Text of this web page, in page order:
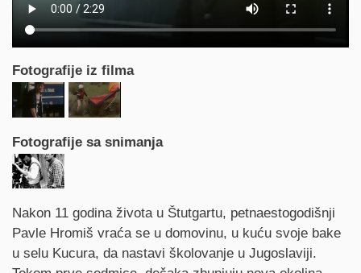
Fotografije iz filma
Fotografije sa snimanja
Synopsis
Nakon 11 godina života u Štutgartu, petnaestogodišnji
Pavle Hromiš vraća se u domovinu, u kuću svoje bake
u selu Kucura, da nastavi školovanje u Jugoslaviji.